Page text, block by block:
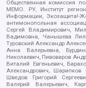
Общественная комиссия
МЕМО. РУ, Институт
Информации, Экозащита!-
антимонопольная
Сергей Владимирович,
Вадимовна, Чанышева
Туровский Александр
Анна Валерьевна,
Николаевич, Пивоваров
Виталий Евгеньевич,
Александрович,
Шведов Григорий
Валерий Валерьевич,